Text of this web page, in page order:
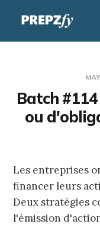
Batch
ou
Les entreprises
financer leurs
Deux stratégies
l'émission